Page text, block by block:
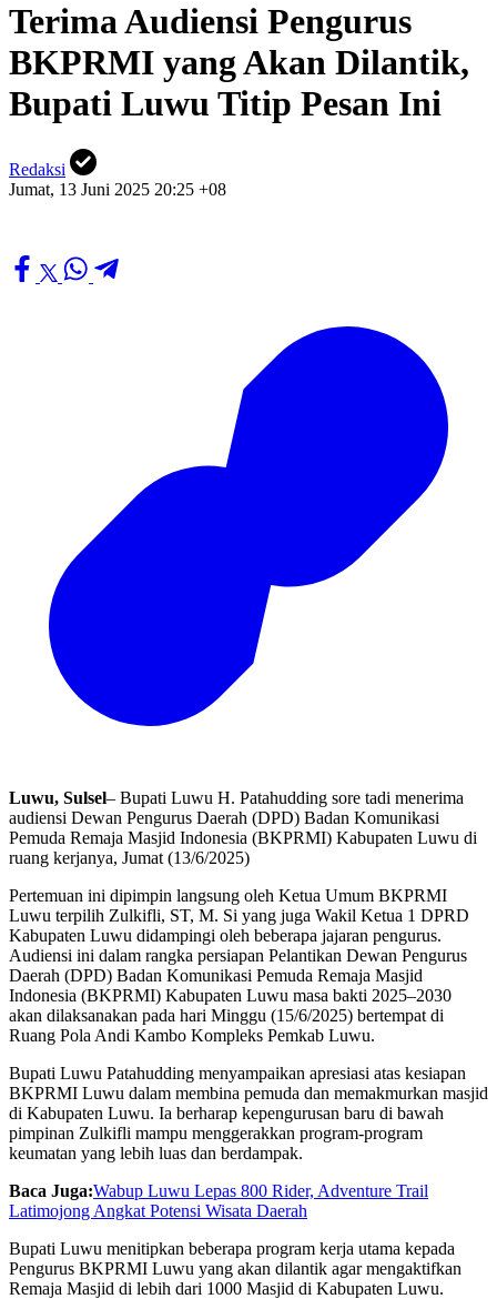
Terima Audiensi Pengurus
BKPRMI yang Akan Dilantik,
Bupati Luwu Titip Pesan Ini
Redaksi
Jumat, 13 Juni 2025 20:25 +08
Luwu, Sulsel– Bupati Luwu H. Patahudding sore tadi menerima
audiensi Dewan Pengurus Daerah (DPD) Badan Komunikasi
Pemuda Remaja Masjid Indonesia (BKPRMI) Kabupaten Luwu di
ruang kerjanya, Jumat (13/6/2025)
Pertemuan ini dipimpin langsung oleh Ketua Umum BKPRMI
Luwu terpilih Zulkifli, ST, M. Si yang juga Wakil Ketua 1 DPRD
Kabupaten Luwu didampingi oleh beberapa jajaran pengurus.
Audiensi ini dalam rangka persiapan Pelantikan Dewan Pengurus
Daerah (DPD) Badan Komunikasi Pemuda Remaja Masjid
Indonesia (BKPRMI) Kabupaten Luwu masa bakti 2025–2030
akan dilaksanakan pada hari Minggu (15/6/2025) bertempat di
Ruang Pola Andi Kambo Kompleks Pemkab Luwu.
Bupati Luwu Patahudding menyampaikan apresiasi atas kesiapan
BKPRMI Luwu dalam membina pemuda dan memakmurkan masjid
di Kabupaten Luwu. Ia berharap kepengurusan baru di bawah
pimpinan Zulkifli mampu menggerakkan program-program
keumatan yang lebih luas dan berdampak.
Baca Juga:Wabup Luwu Lepas 800 Rider, Adventure Trail
Latimojong Angkat Potensi Wisata Daerah
Bupati Luwu menitipkan beberapa program kerja utama kepada
Pengurus BKPRMI Luwu yang akan dilantik agar mengaktifkan
Remaja Masjid di lebih dari 1000 Masjid di Kabupaten Luwu.